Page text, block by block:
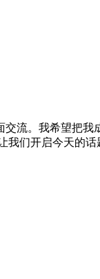
流。我希望把
我们开启今天的话